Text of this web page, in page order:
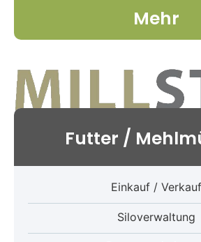
Mehr
Futter /
Einkauf / Verkauf
Siloverwaltung